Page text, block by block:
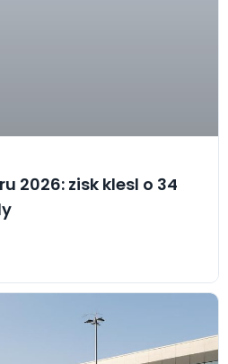
2026: zisk klesl o 34